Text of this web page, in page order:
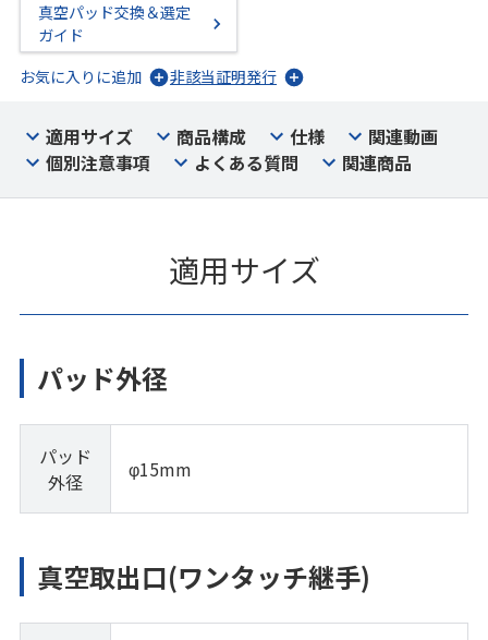
真空パッド交換＆選定
ガイド
お気に入りに追加
非該当証明発行
適用サイズ 商品構成 仕様
関連動画
個別注意事項
よくある質問 関連商品
適用サイズ
パッド外径
パッド
外径
φ15mm
真空取出口(ワンタッチ継手)